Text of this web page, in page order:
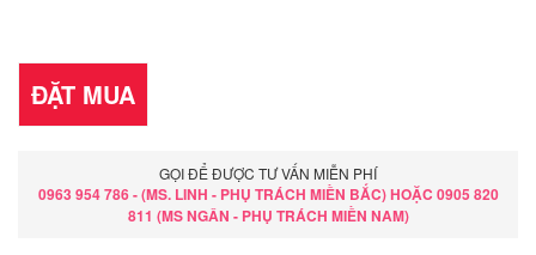
ĐẶT MUA
GỌI ĐỂ ĐƯỢC TƯ VẤN MIỄN PHÍ
0963 954 786 - (MS. LINH - PHỤ TRÁCH MIỀN BẮC) HOẶC 0905 820
811 (MS NGÂN - PHỤ TRÁCH MIỀN NAM)